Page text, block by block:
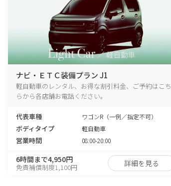
ナビ・ＥＴＣ装備プラン J1
軽自動車のレンタル、お得な割引料金、ご予約はこち
らから各店舗お電話ください。
代表車種 ワゴンR（一例／指定不可）
ボディタイプ 軽自動車
営業時間 08:00-20:00
6時間まで4,950円
免責補償制度1,100円 詳細を見る